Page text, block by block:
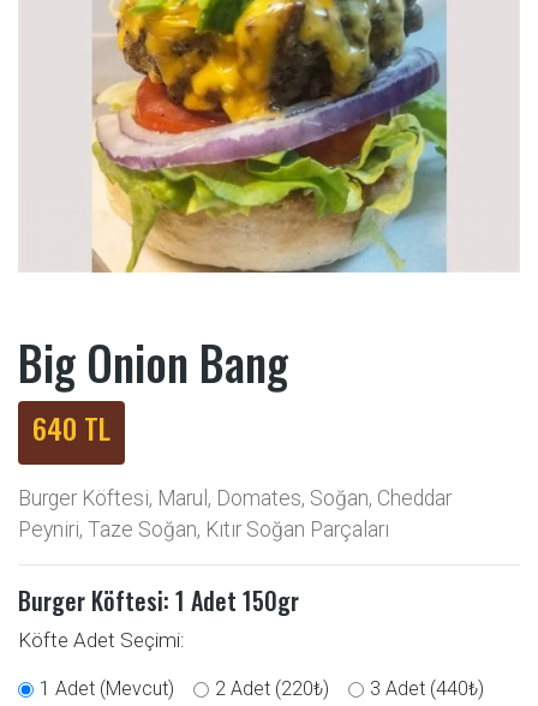
Big Onion Bang
640 TL
Burger Köftesi, Marul, Domates, Soğan, Cheddar
Peyniri, Taze Soğan, Kıtır Soğan Parçaları
Burger Köftesi: 1 Adet 150gr
Köfte Adet Seçimi:
1 Adet (Mevcut) 2 Adet (220₺)
3 Adet (440₺)